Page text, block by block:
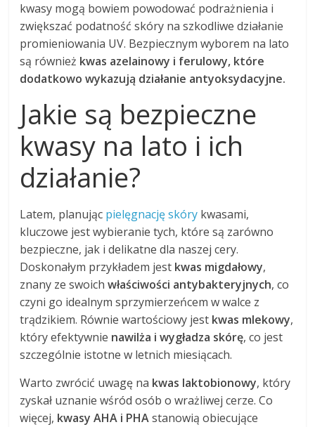
kwasy mogą bowiem powodować podrażnienia i
zwiększać podatność skóry na szkodliwe działanie
promieniowania UV. Bezpiecznym wyborem na lato
są również kwas azelainowy i ferulowy, które
dodatkowo wykazują działanie antyoksydacyjne.
Jakie są bezpieczne
kwasy na lato i ich
działanie?
Latem, planując pielęgnację skóry kwasami,
kluczowe jest wybieranie tych, które są zarówno
bezpieczne, jak i delikatne dla naszej cery.
Doskonałym przykładem jest kwas migdałowy,
znany ze swoichwłaściwości antybakteryjnych, co
czyni go idealnym sprzymierzeńcem w walce z
trądzikiem. Równie wartościowy jest kwas mlekowy,
który efektywnie nawilża i wygładza skórę, co jest
szczególnie istotne w letnich miesiącach.
Warto zwrócić uwagę na kwas laktobionowy, który
zyskał uznanie wśród osób o wrażliwej cerze. Co
więcej, kwasy AHA i PHAstanowią obiecujące